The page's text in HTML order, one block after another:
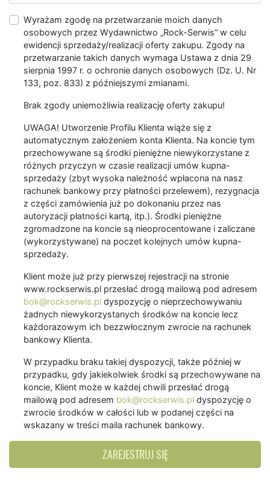
Wyrażam zgodę na przetwarzanie moich danych
osobowych przez Wydawnictwo „Rock-Serwis” w celu
ewidencji sprzedaży/realizacji oferty zakupu. Zgody na
przetwarzanie takich danych wymaga Ustawa z dnia 29
sierpnia 1997 r. o ochronie danych osobowych (Dz. U. Nr
133, poz. 833) z późniejszymi zmianami.
Brak zgody uniemożliwia realizację oferty zakupu!
UWAGA! Utworzenie Profilu Klienta wiąże się z
automatycznym założeniem konta Klienta. Na koncie tym
przechowywane są środki pieniężne niewykorzystane z
różnych przyczyn w czasie realizacji umów kupna-
sprzedaży (zbyt wysoka należność wpłacona na nasz
rachunek bankowy przy płatności przelewem), rezygnacja
z części zamówienia już po dokonaniu przez nas
autoryzacji płatności kartą, itp.). Środki pieniężne
zgromadzone na koncie są nieoprocentowane i zaliczane
(wykorzystywane) na poczet kolejnych umów kupna-
sprzedaży.
Klient może już przy pierwszej rejestracji na stronie
www.rockserwis.pl przesłać drogą mailową pod adresem
bok@rockserwis.pl dyspozycję o nieprzechowywaniu
żadnych niewykorzystanych środków na koncie lecz
każdorazowym ich bezzwłocznym zwrocie na rachunek
bankowy Klienta.
W przypadku braku takiej dyspozycji, także później w
przypadku, gdy jakiekolwiek środki są przechowywane na
koncie, Klient może w każdej chwili przesłać drogą
mailową pod adresem bok@rockserwis.pl dyspozycję o
zwrocie środków w całości lub w podanej części na
wskazany w treści maila rachunek bankowy.
ZAREJESTRUJ SIĘ